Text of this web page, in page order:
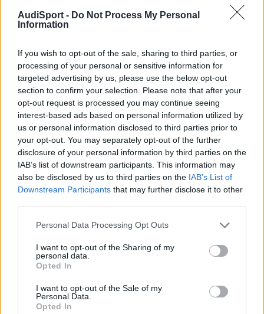
AudiSport - Do Not Process My Personal
Information
If you wish to opt-out of the sale, sharing to third parties, or
processing of your personal or sensitive information for
targeted advertising by us, please use the below opt-out
section to confirm your selection. Please note that after your
opt-out request is processed you may continue seeing
interest-based ads based on personal information utilized by
us or personal information disclosed to third parties prior to
your opt-out. You may separately opt-out of the further
disclosure of your personal information by third parties on the
IAB’s list of downstream participants. This information may
also be disclosed by us to third parties on the IAB’s List of
Downstream Participants that may further disclose it to other
Personal Data Processing Opt Outs
I want to opt-out of the Sharing of my
personal data.
Opted In
I want to opt-out of the Sale of my
Personal Data.
Opted In
javispa
ABY_ROJO, en referencia al kit grande o pequeño, ya se ha
comentado alguna vez. El RS2 montó de origen equipo de 304mm
alante con pinza de 4 pistones aunque a posteriori estaba la
opción de montar otro kit delantero mayor con disco de 322 y
pinza también de 4 pistones aunque con los pistones más
gordos. Si se monta el kit normal de RS2 hay que rebajar los
discos a 304, si se monta el kit gordo o pinzas de 996 / Boxster S
(que se usen en disco delantero de 304) entonces se monta el
disco de los primeros A8 / S8 en medida 323x30.
En el concierto te estuve buscando pero no te encontré. Dentro
de la barra no te vi y por los alrededores tampoco. Aunque, una
vez acabaron los teloneros me busqué un sitio pegado al
escenario y ya no lo solté
. Lo pasé genial.
en 314, que se montaban en los A8.